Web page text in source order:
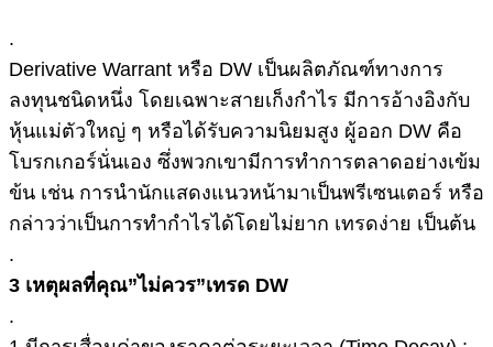
.
Derivative Warrant หรือ DW เป็นผลิตภัณฑ์ทางการ
ลงทุนชนิดหนึ่ง โดยเฉพาะสายเก็งกำไร มีการอ้างอิงกับ
หุ้นแม่ตัวใหญ่ ๆ หรือได้รับความนิยมสูง ผู้ออก DW คือ
โบรกเกอร์นั่นเอง ซึ่งพวกเขามีการทำการตลาดอย่างเข้ม
ข้น เช่น การนำนักแสดงแนวหน้ามาเป็นพรีเซนเตอร์ หรือ
กล่าวว่าเป็นการทำกำไรได้โดยไม่ยาก เทรดง่าย เป็นต้น
.
3 เหตุผลที่คุณ”ไม่ควร”เทรด DW
.